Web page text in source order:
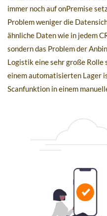
immer noch auf onPremise
Problem weniger die
ähnliche Daten wie in jedem
sondern das Problem der
Logistik eine sehr große Rolle
einem automatisierten Lager
Scanfunktion in einem